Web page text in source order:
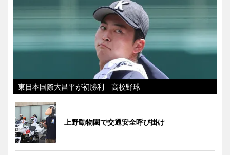
東日本国際大昌平が初勝利 高校野球
上野動物園で交通安全呼び掛け